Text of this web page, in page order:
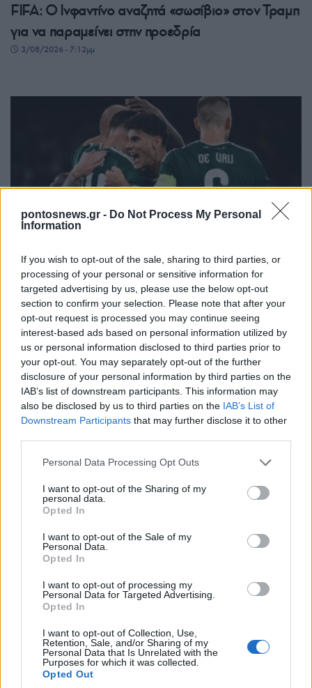
pontosnews.gr - Do Not Process My Personal
Information
If you wish to opt-out of the sale, sharing to third parties, or
processing of your personal or sensitive information for
targeted advertising by us, please use the below opt-out
section to confirm your selection. Please note that after your
opt-out request is processed you may continue seeing
interest-based ads based on personal information utilized by
us or personal information disclosed to third parties prior to
your opt-out. You may separately opt-out of the further
disclosure of your personal information by third parties on the
IAB’s list of downstream participants. This information may
also be disclosed by us to third parties on the IAB’s List of
Downstream Participants that may further disclose it to other
Please note that this website/app uses one or more Google
not limited to your visit or usage behaviour. You may click to
grant or deny consent to Google and its third-party tags to
use your data for below specified purposes in below Google
consent section.
Personal Data Processing Opt Outs
I want to opt-out of the Sharing of my
personal data.
Opted In
I want to opt-out of the Sale of my
Personal Data.
Opted In
I want to opt-out of processing my
Personal Data for Targeted Advertising.
Opted In
I want to opt-out of Collection, Use,
Retention, Sale, and/or Sharing of my
Personal Data that Is Unrelated with the
Purposes for which it was collected.
Opted Out
FIFA: Ο Ινφαντίνο αναζητά «σωσίβιο» στον Τραμπ
για να παραμείνει στην προεδρία
3/08/2026 - 7:12μμ
ΑΘΛΗΤΙΣΜΟΣ
Conference League: Με τον ηττημένο του
Χράντετς Κράλοβε – Μπεσίκτας ο Παναθηναϊκός
– Ο αντίπαλος του ΠΑΟΚ
3/08/2026 - 3:50μμ
ΑΘΛΗΤΙΣΜΟΣ
Europa League: Με τον ηττημένο του Λέφσκι
Σόφιας – Καϊράτ Αλμάτι ο ΠΑΟΚ – Απέφυγε τα
3/08/2026 - 2:40μμ